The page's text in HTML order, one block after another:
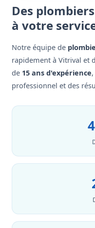
Des
à votre
Notre équipe de
rapidement à Vitrival et
de 15 ans d'expérience
professionnel et des